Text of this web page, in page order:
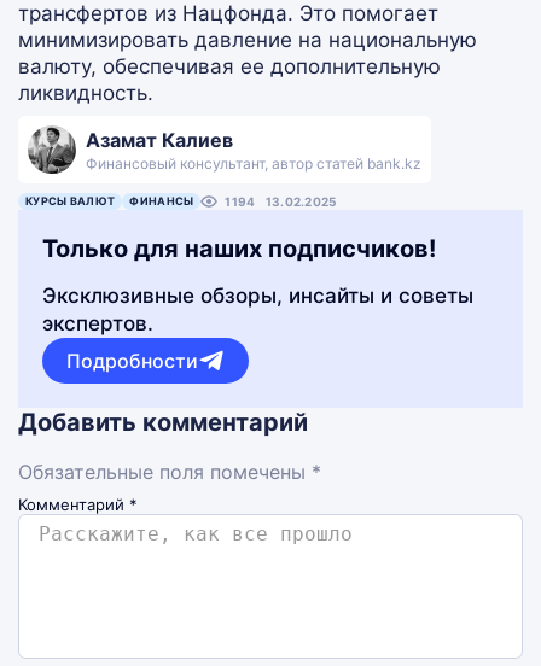
трансфертов из Нацфонда. Это помогает
минимизировать давление на национальную
валюту, обеспечивая ее дополнительную
ликвидность.
Азамат Калиев
Финансовый консультант, автор статей bank.kz
КУРСЫ ВАЛЮТ ФИНАНСЫ 1194 13.02.2025
Только для наших подписчиков!
Эксклюзивные обзоры, инсайты и советы
экспертов.
Подробности
Добавить комментарий
Обязательные поля помечены *
Комментарий *